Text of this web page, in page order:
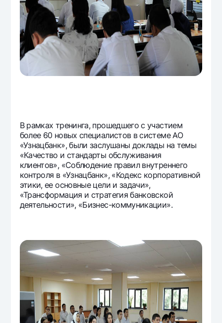
В рамках тренинга, прошедшего с участием
более 60 новых специалистов в системе АО
«Узнацбанк», были заслушаны доклады на темы
«Качество и стандарты обслуживания
клиентов», «Соблюдение правил внутреннего
контроля в «Узнацбанк», «Кодекс корпоративной
этики, ее основные цели и задачи»,
«Трансформация и стратегия банковской
деятельности», «Бизнес-коммуникации».